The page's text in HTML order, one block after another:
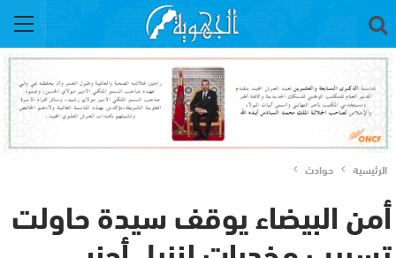
الرئيسية حوادث
أمن البيضاء يوقف سيدة حاولت